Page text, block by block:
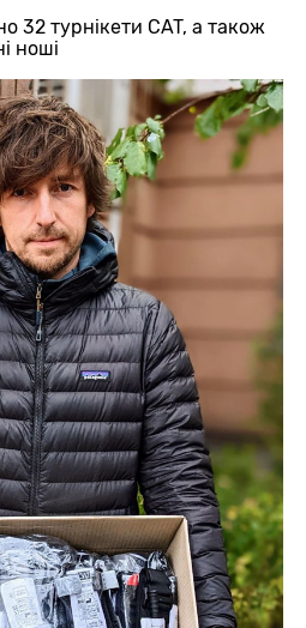
32 турнікети CAT, а також
ноші